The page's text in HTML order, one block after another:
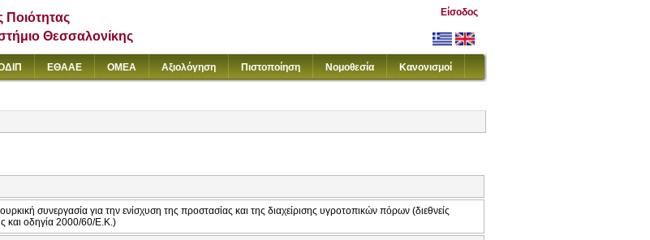
Ποιότητας
Θεσσαλονίκης
Είσοδος
ΕΘΑΑΕ ΟΜΕΑ Αξιολόγηση Πιστοποίηση Νομοθεσία Κανονισμοί
συνεργασία για την ενίσχυση της προστασίας και της διαχείρισης υγροτοπικών πόρων (διεθνείς
και οδηγία 2000/60/Ε.Κ.)